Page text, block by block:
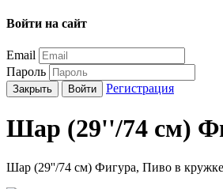
Войти на сайт
Email
Пароль
Закрыть Войти Регистрация
Шар (29''/74 см)
Шар (29''/74 см) Фигура, Пиво в